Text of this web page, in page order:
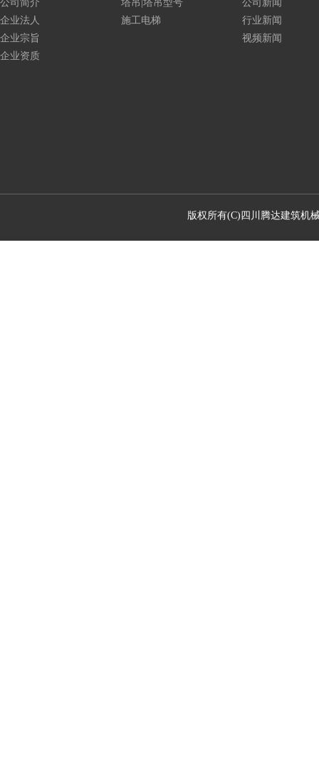
公司简介
企业法人
企业宗旨
企业资质
塔吊|塔吊型号
施工电梯
公司新闻
行业新闻
视频新闻
版权所有(C)四川腾达建筑